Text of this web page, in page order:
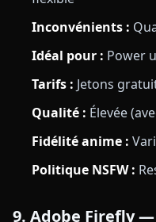
Inconvénients :
Idéal pour : Power
Tarifs : Jetons
Qualité : Élevée
Fidélité anime :
Politique NSFW :
9. Adobe Firefly